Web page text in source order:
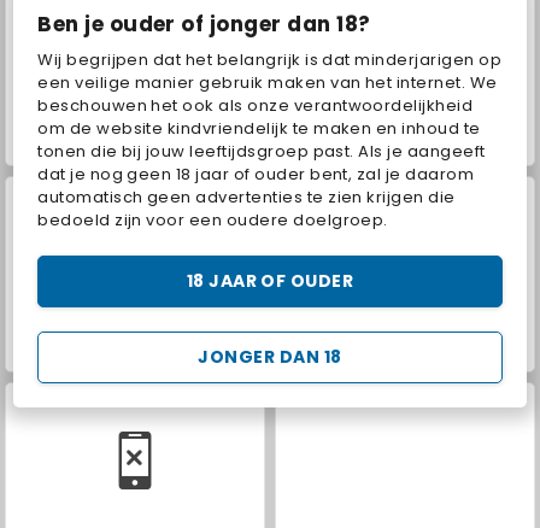
Ben je ouder of jonger dan 18?
Wij begrijpen dat het belangrijk is dat minderjarigen op
een veilige manier gebruik maken van het internet. We
beschouwen het ook als onze verantwoordelijkheid
om de website kindvriendelijk te maken en inhoud te
tonen die bij jouw leeftijdsgroep past. Als je aangeeft
dat je nog geen 18 jaar of ouder bent, zal je daarom
automatisch geen advertenties te zien krijgen die
bedoeld zijn voor een oudere doelgroep.
JONGER DAN 18
18 JAAR OF OUDER
ASMR Makeover & Makeup Studio Hidden Object: Street of Secrets
Car Parking City Duel VegaMix Da Vinci Puzzles